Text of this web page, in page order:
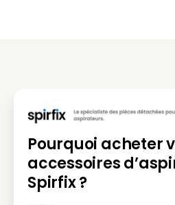
Pourquoi acheter
accessoires
Spirfix ?